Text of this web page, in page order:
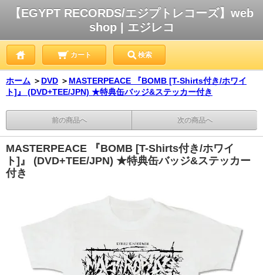
【EGYPT RECORDS/エジプトレコーズ】web
shop | エジレコ
カート 検索
ホーム ＞ DVD ＞ MASTERPEACE 『BOMB [T-Shirts付き/ホワイ
ト]』 (DVD+TEE/JPN) ★特典缶バッジ&ステッカー付き
前の商品へ 次の商品へ
MASTERPEACE 『BOMB [T-Shirts付き/ホワイ
ト]』 (DVD+TEE/JPN) ★特典缶バッジ&ステッカー
付き